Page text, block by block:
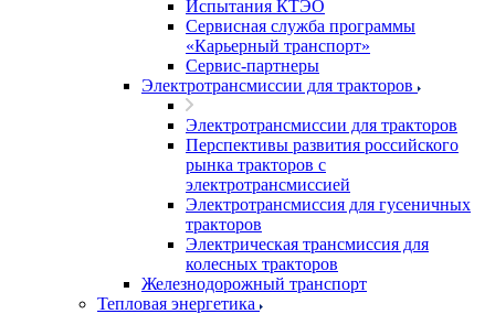
Испытания КТЭО
Сервисная служба программы
«Карьерный транспорт»
Сервис-партнеры
Электротрансмиссии для тракторов
Электротрансмиссии для тракторов
Перспективы развития российского
рынка тракторов с
электротрансмиссией
Электротрансмиссия для гусеничных
тракторов
Электрическая трансмиссия для
колесных тракторов
Железнодорожный транспорт
Тепловая энергетика